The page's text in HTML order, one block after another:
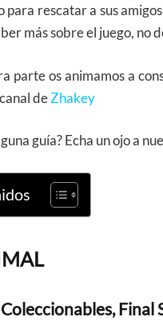
para rescatar a sus
más sobre el juego, no
parte os animamos a
de Zhakey
guía? Echa un ojo a
Final